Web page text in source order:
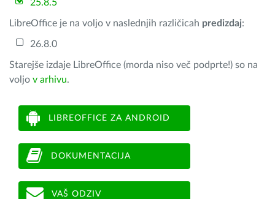
25.8.5
LibreOffice je na voljo v naslednjih različicah predizdaj:
26.8.0
Starejše izdaje LibreOffice (morda niso več podprte!) so na
voljo v arhivu.
LIBREOFFICE ZA ANDROID
DOKUMENTACIJA
VAŠ ODZIV